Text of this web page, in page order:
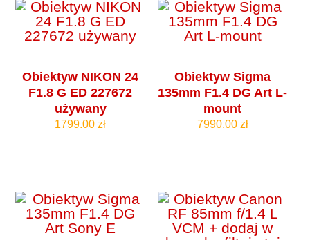
Obiektyw NIKON 24
F1.8 G ED 227672
używany
1799.00 zł
Obiektyw Sigma
135mm F1.4 DG Art L-
mount
7990.00 zł